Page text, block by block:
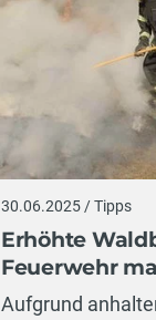
30.06.2025 / Tipps
Erhöhte
Feuerwehr
Aufgrund